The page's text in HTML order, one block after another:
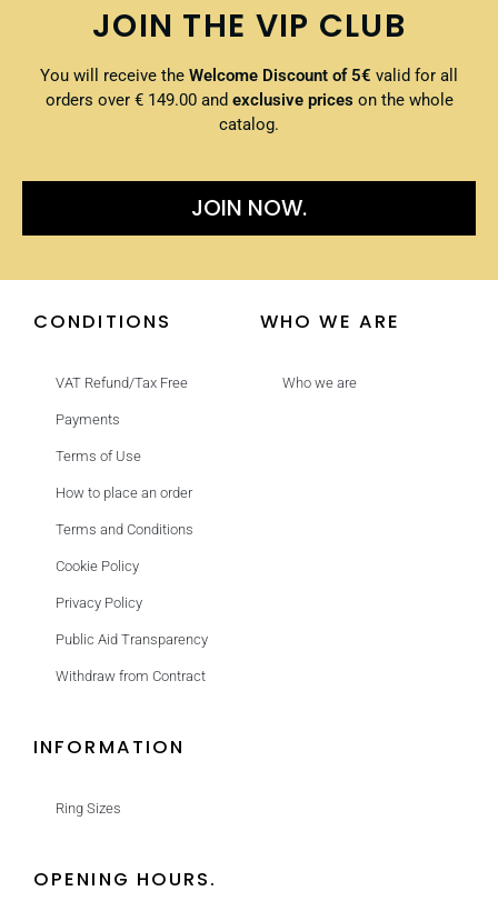
JOIN THE VIP CLUB
You will receive the Welcome Discount of 5€ valid for all
orders over € 149.00 and exclusive prices on the whole
catalog.
JOIN NOW.
CONDITIONS
VAT Refund/Tax Free
Payments
Terms of Use
How to place an order
Terms and Conditions
Cookie Policy
Privacy Policy
Public Aid Transparency
Withdraw from Contract
WHO WE ARE
Who we are
INFORMATION
Ring Sizes
OPENING HOURS.